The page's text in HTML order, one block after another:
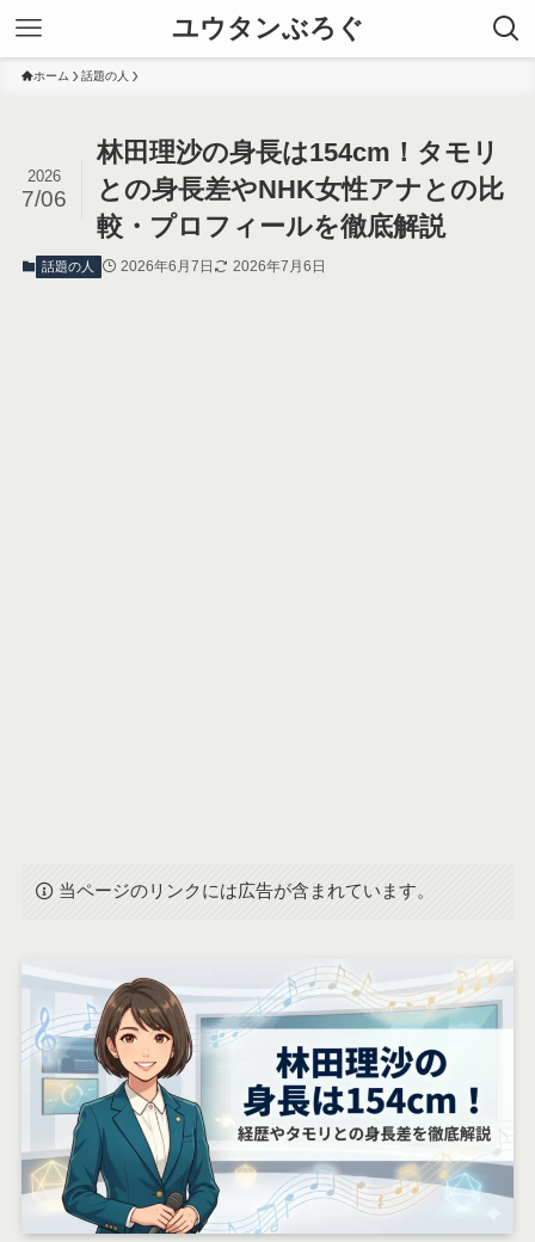
ユウタンぶろぐ
ホーム 話題の人
林田理沙の身長は154cm！タモリ
との身長差やNHK女性アナとの比
較・プロフィールを徹底解説
2026
7/06
話題の人 2026年6月7日 2026年7月6日
当ページのリンクには広告が含まれています。